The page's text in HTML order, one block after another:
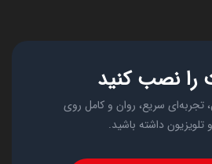
را نصب کنید
تجربه‌ای سریع، روان و کامل روی
تلویزیون داشته باشید.